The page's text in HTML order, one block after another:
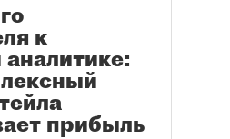
к
аналитике:
прибыль